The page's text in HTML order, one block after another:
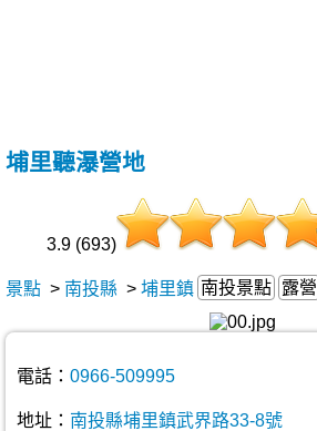
埔里聽瀑營地
3.9 (693)
景點 > 南投縣 > 埔里鎮 南投景點 露營
電話： 0966-509995
地址： 南投縣埔里鎮武界路33-8號